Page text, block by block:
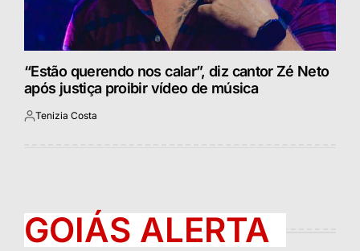
“Estão querendo nos calar”, diz cantor Zé Neto
após justiça proibir vídeo de música
Postado
Tenizia Costa
GOIÁS ALERTA